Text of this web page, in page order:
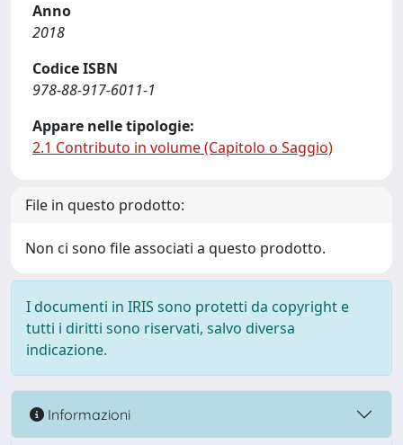
Anno
2018
Codice ISBN
978-88-917-6011-1
Appare nelle tipologie:
2.1 Contributo in volume (Capitolo o Saggio)
File in questo prodotto:
Non ci sono file associati a questo prodotto.
I documenti in IRIS sono protetti da copyright e
tutti i diritti sono riservati, salvo diversa
indicazione.
Informazioni